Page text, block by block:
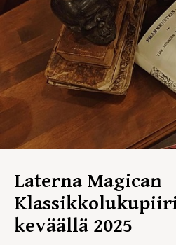
Laterna Magican
keväällä 2025